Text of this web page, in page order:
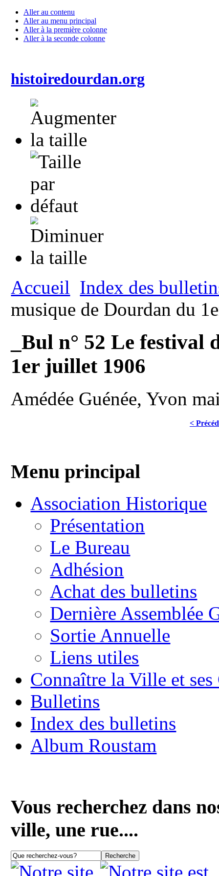
Aller au contenu
Aller au menu principal
Aller à la première colonne
Aller à la seconde colonne
histoiredourdan.org
Accueil Index des
musique de Dourdan du
_Bul n° 52 Le
1er juillet 1906
Amédée Guénée, Yvon
<
Menu principal
Association Historique
Présentation
Le Bureau
Adhésion
Achat des bulletins
Dernière Assemblée
Sortie Annuelle
Liens utiles
Connaître la Ville et ses
Bulletins
Index des bulletins
Album Roustam
Vous recherchez dans
ville, une rue....